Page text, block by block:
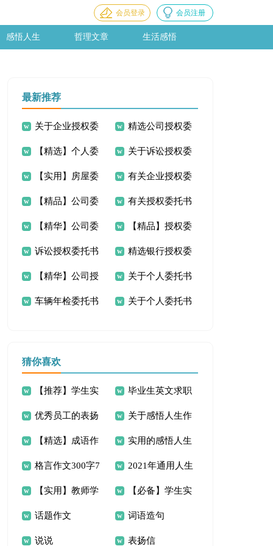
会员登录 会员注册
感悟人生 哲理文章 生活感悟
最新推荐
关于企业授权委
托书汇编7篇
精选公司授权委
托书模板6篇
【精选】个人委
托书模板7篇
关于诉讼授权委
托书集锦七篇
【实用】房屋委
托书模板锦集十篇
有关企业授权委
托书模板六篇
【精品】公司委
托书锦集六篇
有关授权委托书
汇总5篇
【精华】公司委
托书模板10篇
【精品】授权委
托书模板集合五篇
诉讼授权委托书
范文集合7篇
精选银行授权委
托书汇总8篇
【精华】公司授
权委托书三篇
关于个人委托书
模板汇编6篇
车辆年检委托书 关于个人委托书
猜你喜欢
【推荐】学生实
习介绍信4篇
毕业生英文求职
信4篇
优秀员工的表扬
信锦集9篇
关于感悟人生作
文600字3篇
【精选】成语作
文300字锦集七篇
实用的感悟人生
的作文四篇
格言作文300字7
篇
2021年通用人生
感言语录78句
【实用】教师学
习心得体会范文5篇
【必备】学生实
习介绍信4篇
话题作文 词语造句
说说 表扬信